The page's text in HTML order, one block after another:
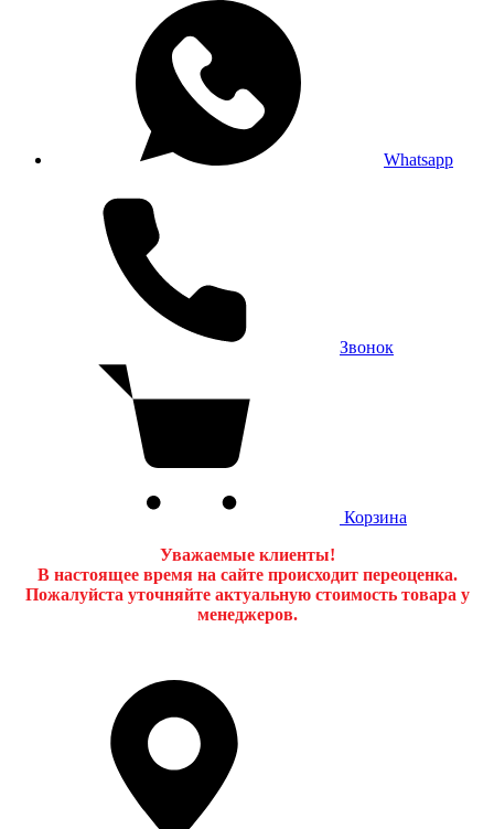
Whatsapp
Звонок
Корзина
Уважаемые клиенты!
В настоящее время на сайте происходит переоценка.
Пожалуйста уточняйте актуальную стоимость товара у
менеджеров.